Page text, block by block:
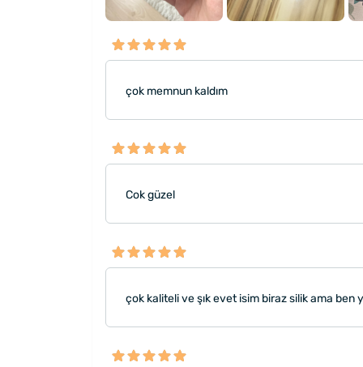
çok memnun kaldım
Cok güzel
çok kaliteli ve şık evet isim biraz silik ama ben